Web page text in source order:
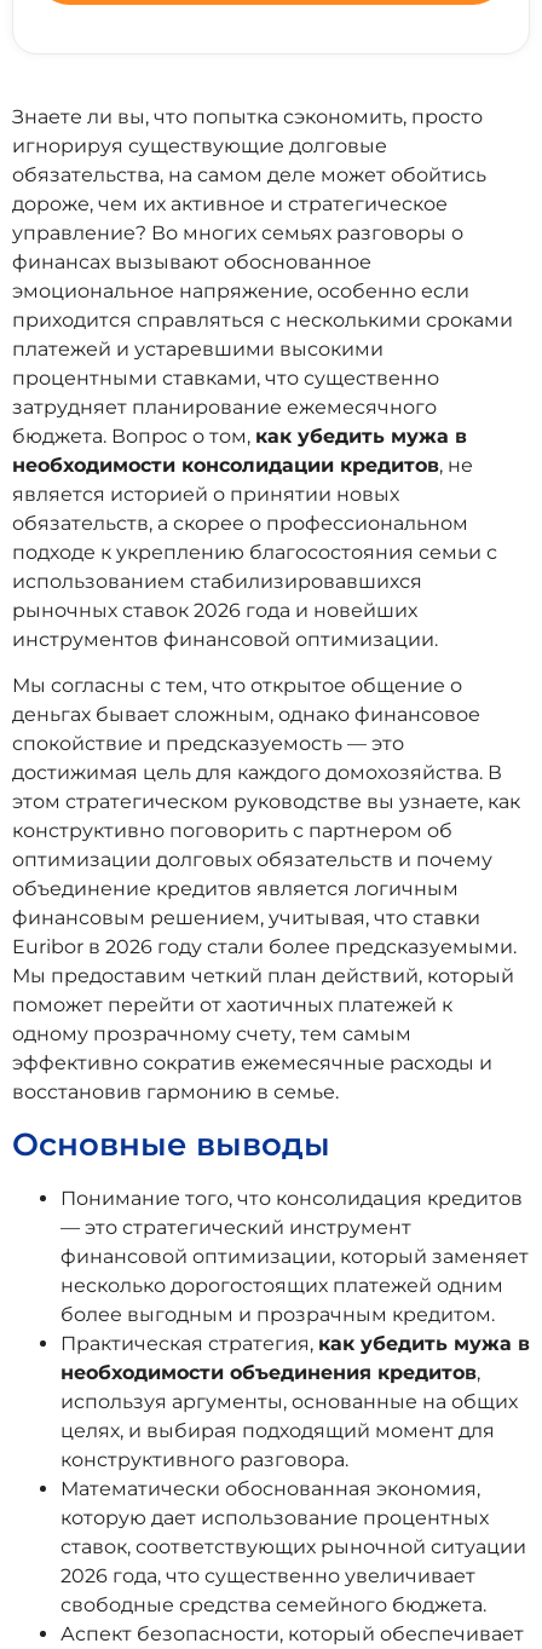
Знаете ли вы, что попытка сэкономить, просто
игнорируя существующие долговые
обязательства, на самом деле может обойтись
дороже, чем их активное и стратегическое
управление? Во многих семьях разговоры о
финансах вызывают обоснованное
эмоциональное напряжение, особенно если
приходится справляться с несколькими сроками
платежей и устаревшими высокими
процентными ставками, что существенно
затрудняет планирование ежемесячного
бюджета. Вопрос о том, как убедить мужа в
необходимости консолидации кредитов, не
является историей о принятии новых
обязательств, а скорее о профессиональном
подходе к укреплению благосостояния семьи с
использованием стабилизировавшихся
рыночных ставок 2026 года и новейших
инструментов финансовой оптимизации.
Мы согласны с тем, что открытое общение о
деньгах бывает сложным, однако финансовое
спокойствие и предсказуемость — это
достижимая цель для каждого домохозяйства. В
этом стратегическом руководстве вы узнаете, как
конструктивно поговорить с партнером об
оптимизации долговых обязательств и почему
объединение кредитов является логичным
финансовым решением, учитывая, что ставки
Euribor в 2026 году стали более предсказуемыми.
Мы предоставим четкий план действий, который
поможет перейти от хаотичных платежей к
одному прозрачному счету, тем самым
эффективно сократив ежемесячные расходы и
восстановив гармонию в семье.
Основные выводы
Понимание того, что консолидация кредитов
— это стратегический инструмент
финансовой оптимизации, который заменяет
несколько дорогостоящих платежей одним
более выгодным и прозрачным кредитом.
Практическая стратегия, как убедить мужа в
необходимости объединения кредитов,
используя аргументы, основанные на общих
целях, и выбирая подходящий момент для
конструктивного разговора.
Математически обоснованная экономия,
которую дает использование процентных
ставок, соответствующих рыночной ситуации
2026 года, что существенно увеличивает
свободные средства семейного бюджета.
Аспект безопасности, который обеспечивает